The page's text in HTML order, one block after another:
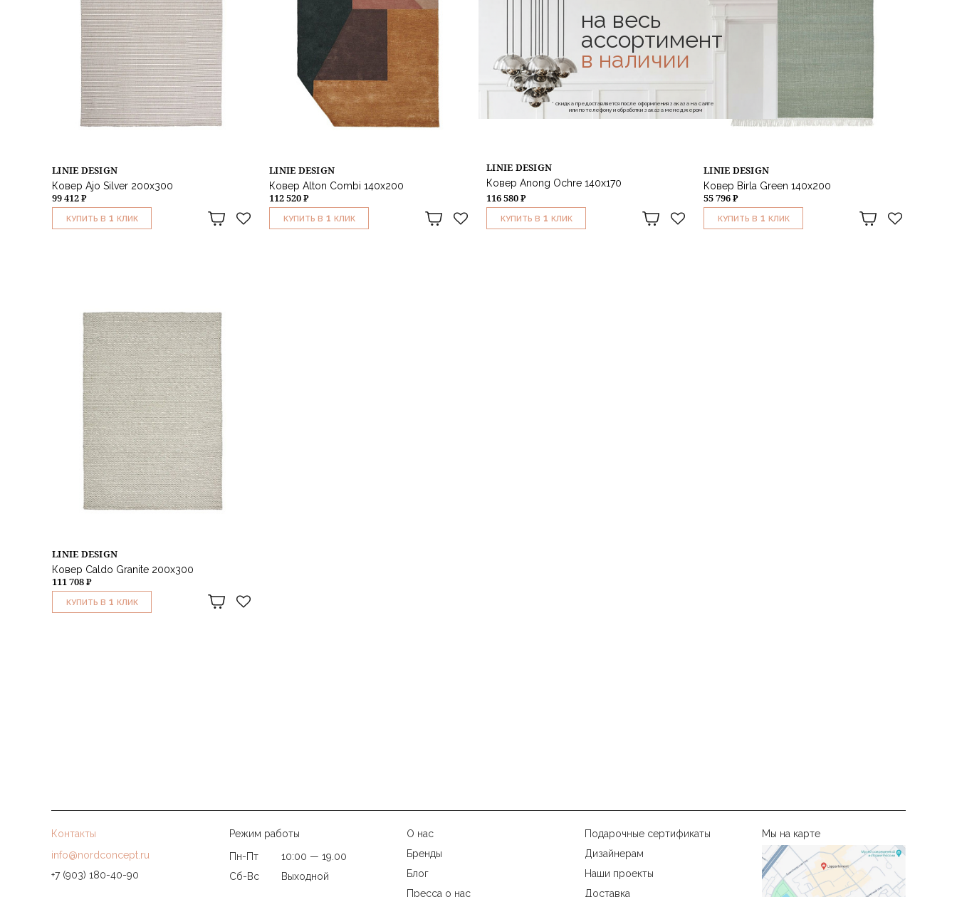
LINIE DESIGN
Ковер Ajo Silver 200x300
99 412 ₽
КУПИТЬ В 1 КЛИК
LINIE DESIGN
Ковер Alton Combi 140x200
112 520 ₽
КУПИТЬ В 1 КЛИК
LINIE DESIGN
Ковер Anong Ochre 140x170
116 580 ₽
КУПИТЬ В 1 КЛИК
LINIE DESIGN
Ковер Birla Green 140x200
55 796 ₽
КУПИТЬ В 1 КЛИК
LINIE DESIGN
Ковер Caldo Granite 200x300
111 708 ₽
КУПИТЬ В 1 КЛИК
на весь
ассортимент
в наличии
* скидка предоставляется после оформления заказа на сайте
или по телефону и обработки заказа менеджером
Контакты
info@nordconcept.ru
+7 (903) 180-40-90
Режим работы
Пн-Пт
10:00 — 19.00
Сб-Вс
Выходной
Мы на карте
О нас
Подарочные сертификаты
Бренды
Дизайнерам
Блог
Наши проекты
Пресса о нас
Доставка